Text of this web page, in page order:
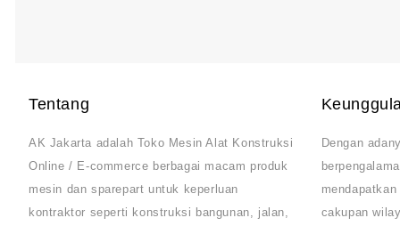
Tentang
AK Jakarta adalah Toko Mesin Alat Konstruksi
Online / E-commerce berbagai macam produk
mesin dan sparepart untuk keperluan
kontraktor seperti konstruksi bangunan, jalan,
Dengan
cakupan